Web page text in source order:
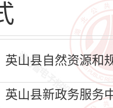
英山县自然资源和
英山县新政务服务